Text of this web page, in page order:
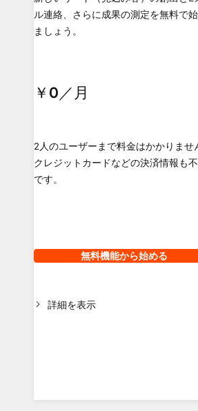
ル連絡、さらに成果の測定を無料で
ましょう。
￥0／月
2人のユーザーまで料金はかかりませ
クレジットカードなどの決済情報も
です。
無料機能から始める
詳細を表示